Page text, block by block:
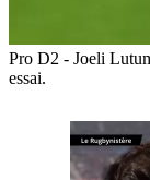
Pro D2 - Joeli
essai.